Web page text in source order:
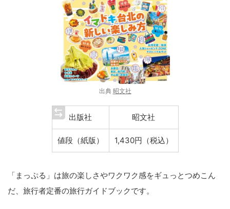
出典 昭文社
出版社 昭文社
値段（紙版） 1,430円（税込）
「まっぷる」は旅の楽しさやワクワク感をギュっとつめこん
だ、旅行者定番の旅行ガイドブックです。